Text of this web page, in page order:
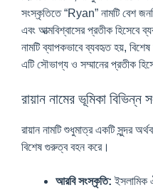
সংস্কৃতিতে “Ryan” নামটি বেশ
এবং আত্মবিশ্বাসের প্রতীক হিসেবে
নামটি ব্যাপকভাবে ব্যবহৃত হয়,
এটি সৌভাগ্য ও সম্মানের প্রতীক
রায়ান নামের ভূমিকা বিভিন্ন
রায়ান নামটি শুধুমাত্র একটি সুন্দর
বিশেষ গুরুত্ব বহন করে।
আরবি সংস্কৃতি: ইসলামিক